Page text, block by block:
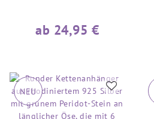
ab 24,95 €
NEU